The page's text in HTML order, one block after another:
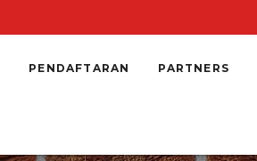
PENDAFTARAN PARTNERS